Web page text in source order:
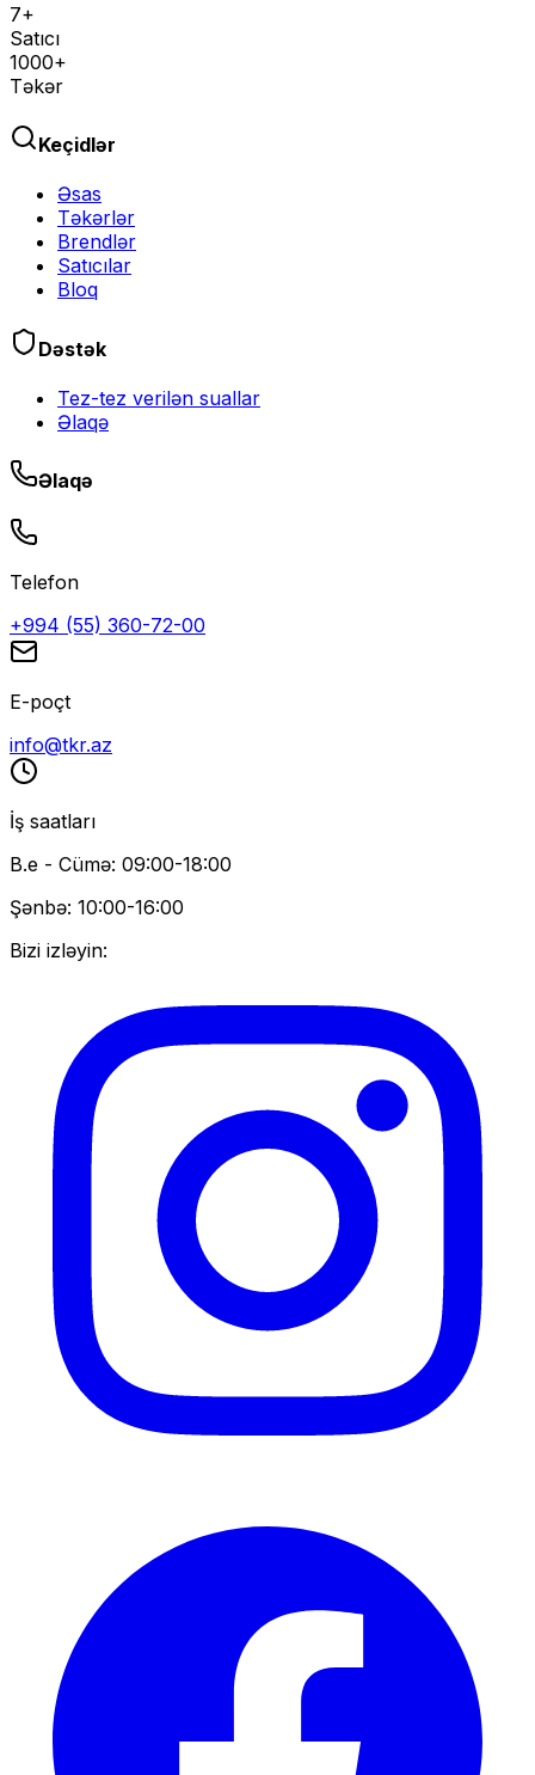
7+
Satıcı
1000+
Təkər
Keçidlər
Əsas
Təkərlər
Brendlər
Satıcılar
Bloq
Dəstək
Tez-tez verilən suallar
Əlaqə
Əlaqə
Telefon
+994 (55) 360-72-00
E-poçt
info@tkr.az
İş saatları
B.e - Cümə: 09:00-18:00
Şənbə: 10:00-16:00
Bizi izləyin: